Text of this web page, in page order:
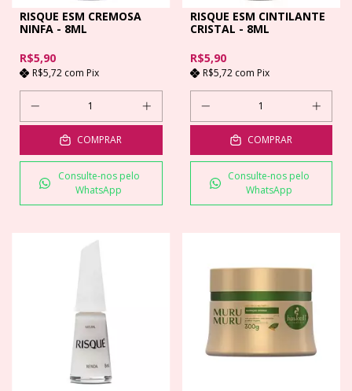
RISQUE ESM CREMOSA
NINFA - 8ML
R$5,90
R$5,72 com Pix
COMPRAR
Consulte-nos pelo
WhatsApp
RISQUE ESM CINTILANTE
CRISTAL - 8ML
R$5,90
R$5,72 com Pix
COMPRAR
Consulte-nos pelo
WhatsApp